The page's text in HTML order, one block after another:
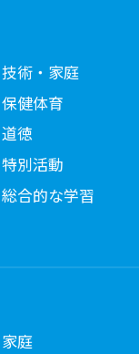
技術・家庭
保健体育
道徳
特別活動
総合的な学習
家庭